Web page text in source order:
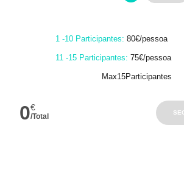
1 -10 Participantes: 80€/pessoa
11 -15 Participantes: 75€/pessoa
Max15Participantes
0€
/Total